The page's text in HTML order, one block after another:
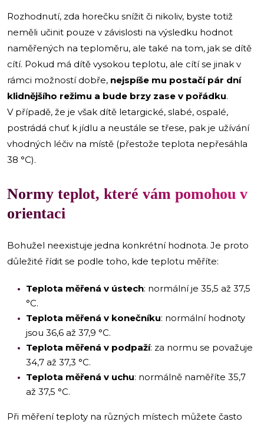
Rozhodnutí, zda horečku snížit či nikoliv, byste totiž
neměli učinit pouze v závislosti na výsledku hodnot
naměřených na teploměru, ale také na tom, jak se dítě
cítí. Pokud má dítě vysokou teplotu, ale cítí se jinak v
rámci možností dobře, nejspíše mu postačí pár dní
klidnějšího režimu a bude brzy zase v pořádku.
V případě, že je však dítě letargické, slabé, ospalé,
postrádá chuť k jídlu a neustále se třese, pak je užívání
vhodných léčiv na místě (přestože teplota nepřesáhla
38 °C).
Normy teplot, které vám pomohou v
orientaci
Bohužel neexistuje jedna konkrétní hodnota. Je proto
důležité řídit se podle toho, kde teplotu měříte:
Teplota měřená v ústech: normální je 35,5 až 37,5
°C.
Teplota měřená v konečníku: normální hodnoty
jsou 36,6 až 37,9 °C.
Teplota měřená v podpaží: za normu se považuje
34,7 až 37,3 °C.
Teplota měřená v uchu: normálně naměříte 35,7
až 37,5 °C.
Při měření teploty na různých místech můžete často